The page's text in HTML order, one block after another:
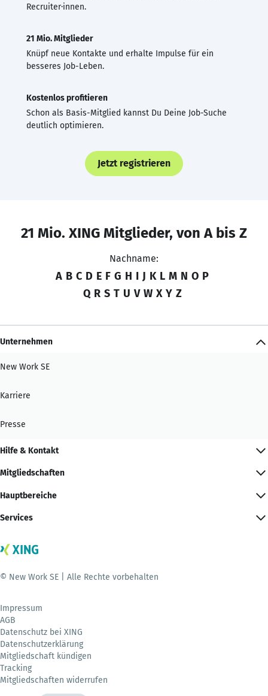
Recruiter·innen.
21 Mio. Mitglieder
Knüpf neue Kontakte und erhalte Impulse für ein
besseres Job-Leben.
Kostenlos profitieren
Schon als Basis-Mitglied kannst Du Deine Job-Suche
deutlich optimieren.
Jetzt registrieren
21 Mio. XING Mitglieder, von A bis Z
Nachname:
A B C D E F G H I J K L M N O P
Q R S T U V W X Y Z
Unternehmen
New Work SE
Karriere
Presse
Hilfe & Kontakt
Mitgliedschaften
Hauptbereiche
Services
© New Work SE | Alle Rechte vorbehalten
Impressum
AGB
Datenschutz bei XING
Datenschutzerklärung
Mitgliedschaft kündigen
Tracking
Mitgliedschaften widerrufen